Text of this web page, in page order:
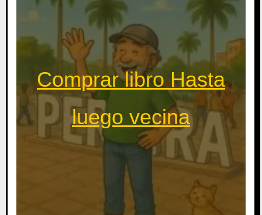
Comprar libro Hasta
luego vecina